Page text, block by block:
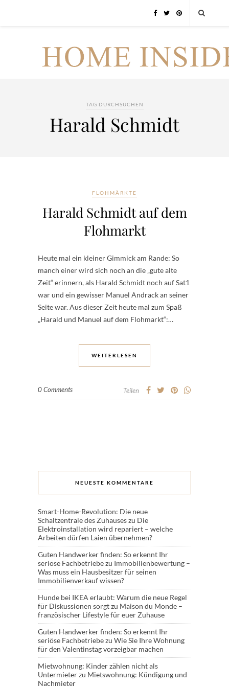
TAG DURCHSUCHEN
Harald Schmidt
FLOHMÄRKTE
Harald Schmidt auf dem
Flohmarkt
Heute mal ein kleiner Gimmick am Rande: So
manch einer wird sich noch an die „gute alte
Zeit“ erinnern, als Harald Schmidt noch auf Sat1
war und ein gewisser Manuel Andrack an seiner
Seite war. Aus dieser Zeit heute mal zum Spaß
„Harald und Manuel auf dem Flohmarkt“:…
WEITERLESEN
0 Comments Teilen
NEUESTE KOMMENTARE
Smart-Home-Revolution: Die neue
Schaltzentrale des Zuhauseszu Die
Elektroinstallation wird repariert – welche
Arbeiten dürfen Laien übernehmen?
Guten Handwerker finden: So erkennt Ihr
seriöse Fachbetriebezu Immobilienbewertung –
Was muss ein Hausbesitzer für seinen
Immobilienverkauf wissen?
Hunde bei IKEA erlaubt: Warum die neue Regel
für Diskussionen sorgtzu Maison du Monde –
französischer Lifestyle für euer Zuhause
Guten Handwerker finden: So erkennt Ihr
seriöse Fachbetriebezu Wie Sie Ihre Wohnung
für den Valentinstag vorzeigbar machen
Mietwohnung: Kinder zählen nicht als
Untermieterzu Mietswohnung: Kündigung und
Nachmieter